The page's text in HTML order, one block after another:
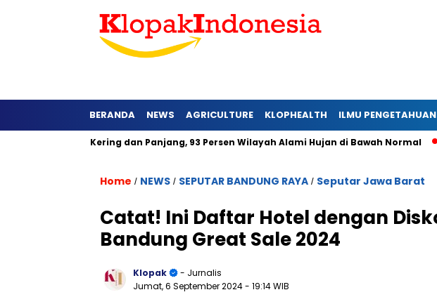
BERANDA NEWS AGRICULTURE KLOPHEALTH ILMU PENGETAHUAN
Lebih Kering dan Panjang, 93 Persen Wilayah Alami Hujan di Bawah Normal
Home / NEWS / SEPUTAR BANDUNG RAYA / Seputar Jawa Barat
Catat! Ini Daftar Hotel dengan
Bandung Great Sale 2024
Klopak
- Jurnalis
Jumat, 6 September 2024- 19:14 WIB